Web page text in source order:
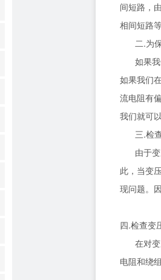
间短路，
相间短路
二.为
如果
如果我们
流电阻有
我们就可
三.检
由于
此，当变
现问题。
四.检查变
在对
电阻和绕